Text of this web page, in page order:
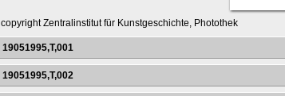
copyright Zentralinstitut für Kunstgeschichte, Photothek
19051995,T,001
19051995,T,002